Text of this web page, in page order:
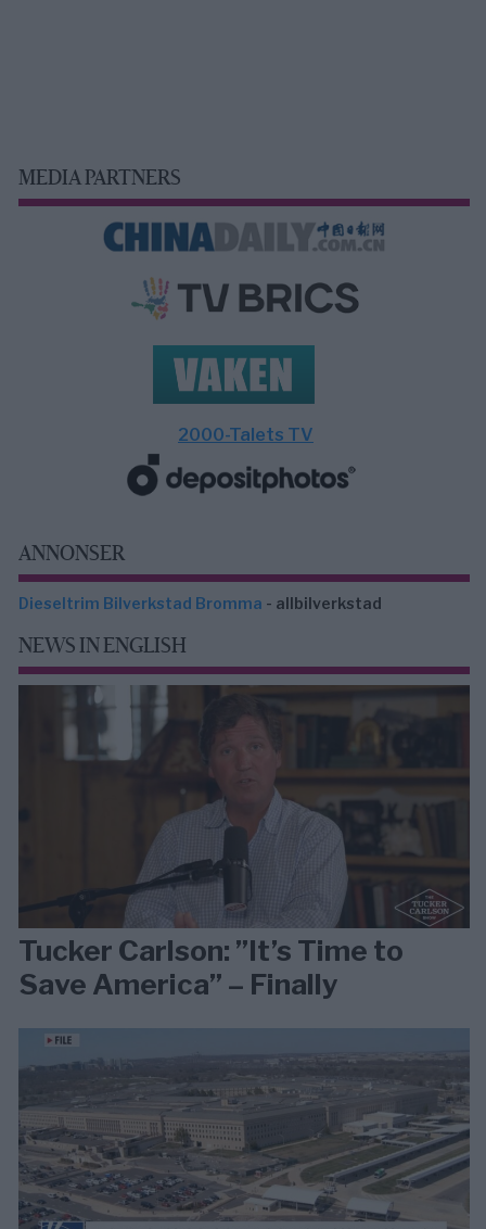
MEDIA PARTNERS
2000-Talets TV
ANNONSER
Dieseltrim Bilverkstad Bromma - allbilverkstad
NEWS IN ENGLISH
Tucker Carlson: ”It’s Time to
Save America” – Finally